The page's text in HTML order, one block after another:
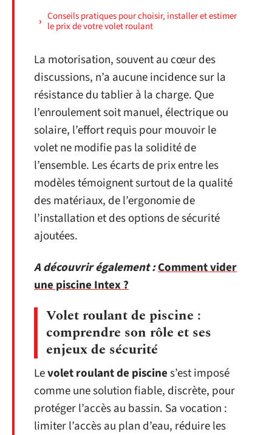
Conseils pratiques pour choisir, installer et estimer
le prix de votre volet roulant
La motorisation, souvent au cœur des
discussions, n’a aucune incidence sur la
résistance du tablier à la charge. Que
l’enroulement soit manuel, électrique ou
solaire, l’effort requis pour mouvoir le
volet ne modifie pas la solidité de
l’ensemble. Les écarts de prix entre les
modèles témoignent surtout de la qualité
des matériaux, de l’ergonomie de
l’installation et des options de sécurité
ajoutées.
A découvrir également :Comment vider
une piscine Intex ?
Volet roulant de piscine :
comprendre son rôle et ses
enjeux de sécurité
Levolet roulant de piscines’est imposé
comme une solution fiable, discrète, pour
protéger l’accès au bassin. Sa vocation :
limiter l’accès au plan d’eau, réduire les